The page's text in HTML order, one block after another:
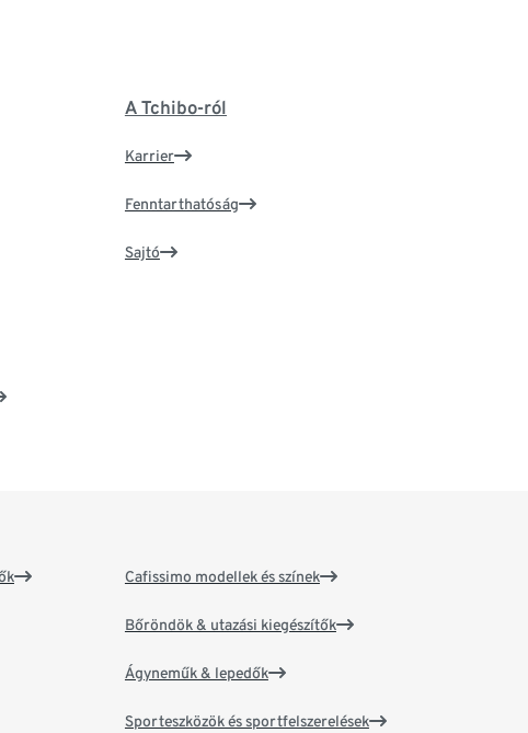
A Tchibo-ról
Karrier
Fenntarthatóság
Sajtó
Cafissimo modellek és színek
Bőröndök & utazási kiegészítők
Ágyneműk & lepedők
Sporteszközök és sportfelszerelések